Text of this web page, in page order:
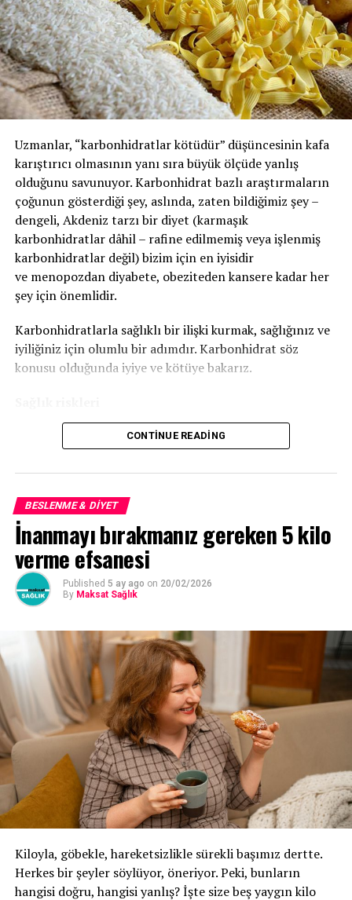
Uzmanlar, “karbonhidratlar kötüdür” düşüncesinin kafa
karıştırıcı olmasının yanı sıra büyük ölçüde yanlış
olduğunu savunuyor. Karbonhidrat bazlı araştırmaların
çoğunun gösterdiği şey, aslında, zaten bildiğimiz şey –
dengeli, Akdeniz tarzı bir diyet (karmaşık
karbonhidratlar dâhil – rafine edilmemiş veya işlenmiş
karbonhidratlar değil) bizim için en iyisidir
ve menopozdan diyabete, obeziteden kansere kadar her
şey için önemlidir.
Karbonhidratlarla sağlıklı bir ilişki kurmak, sağlığınız ve
iyiliğiniz için olumlu bir adımdır. Karbonhidrat söz
konusu olduğunda iyiye ve kötüye bakarız.
Dilimlenmiş ekmek satışları son beş yılda yüzde 12
hoşgörüsüzlükten kaynaklansın ya da gelmesin –
karbonhidrat düşüşünü körüklüyor. Yakın tarihli bir
araştırma, daha fazla beyaz makarna ve pirinç tüketen
kadınların, menopoza girmeyenlere göre bir buçuk yıl
daha erken girdiğini ve aşırı düşkünlüğün obezite, felç,
kalp hastalığı ve en önemlisi tip 2 diyabet ile bağlantılı
olduğunu gösteriyor.
Diyabet aslında karbonhidratı kesmek değil, yediğiniz
karbonhidratların farkında olmak ile ilgilidir. İlaçlarınız
daha sonra alımınızla dengelenir. Bazı insanlar için,
karbonhidratları kesmenin değil kısıtlamanın glisemik
kontrol için iyi bir yol olduğuna dair oldukça iyi kanıtlar
var. Ancak herkes farklıdır ve klinisyenleri tarafından
yönlendirilmelidir.
CONTINUE READING
BESLENME & DIYET
İnanmayı bırakmanız gereken 5 kilo
verme efsanesi
Published 5 ay ago on 20/02/2026
By Maksat Sağlık
Kiloyla, göbekle, hareketsizlikle sürekli başımız dertte.
Herkes bir şeyler söylüyor, öneriyor. Peki, bunların
hangisi doğru, hangisi yanlış? İşte size beş yaygın kilo